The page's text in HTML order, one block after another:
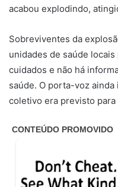
acabou explodindo,
Sobreviventes da
unidades de saúde
cuidados e não há
saúde. O porta-voz
coletivo era previsto